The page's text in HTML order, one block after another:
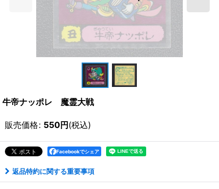
牛帝ナッポレ 魔霊大戦
販売価格: 550円(税込)
Facebookでシェア
返品特約に関する重要事項